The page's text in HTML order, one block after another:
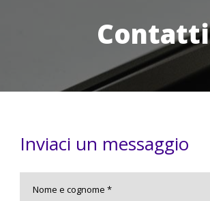
Contatti
Inviaci un messaggio